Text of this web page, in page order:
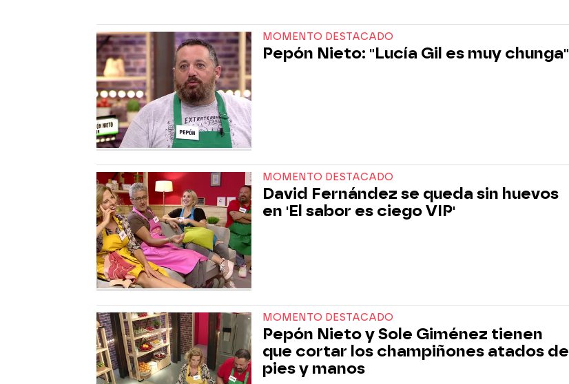
MOMENTO DESTACADO
Pepón Nieto: "Lucía Gil es muy chunga"
MOMENTO DESTACADO
David Fernández se queda sin huevos
en 'El sabor es ciego VIP'
MOMENTO DESTACADO
Pepón Nieto y Sole Giménez tienen
que cortar los champiñones atados de
pies y manos